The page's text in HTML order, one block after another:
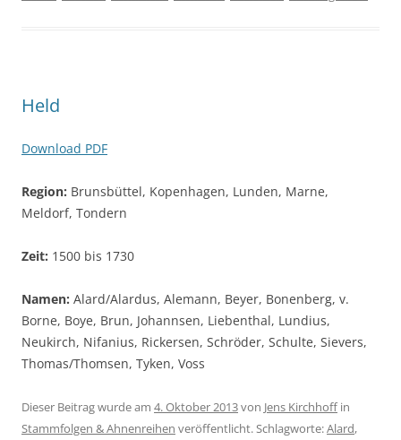
Held
Download PDF
Region: Brunsbüttel, Kopenhagen, Lunden, Marne,
Meldorf, Tondern
Zeit: 1500 bis 1730
Namen: Alard/Alardus, Alemann, Beyer, Bonenberg, v.
Borne, Boye, Brun, Johannsen, Liebenthal, Lundius,
Neukirch, Nifanius, Rickersen, Schröder, Schulte, Sievers,
Thomas/Thomsen, Tyken, Voss
Dieser Beitrag wurde am 4. Oktober 2013von Jens Kirchhoffin
Stammfolgen & Ahnenreihen veröffentlicht. Schlagworte:Alard,